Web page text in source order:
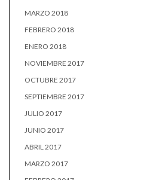
MARZO 2018
FEBRERO 2018
ENERO 2018
NOVIEMBRE 2017
OCTUBRE 2017
SEPTIEMBRE 2017
JULIO 2017
JUNIO 2017
ABRIL 2017
MARZO 2017